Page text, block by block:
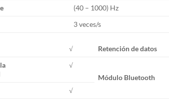
(40 – 1000) Hz
3 veces/s
√ Retención de datos
√
Módulo Bluetooth
√